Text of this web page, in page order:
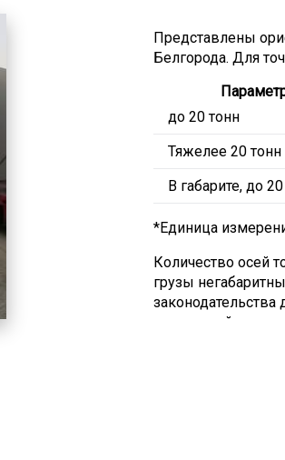
Представлены
Белгорода. Для
до 20 тонн
Тяжелее 20 тонн
В габарите, до
*Единица
Количество осей
грузы
подстанций по